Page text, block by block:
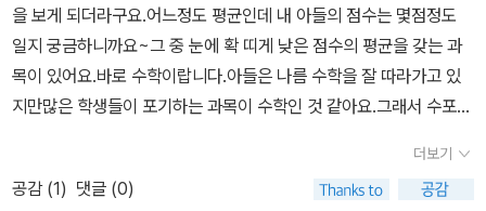
념들을 정리, 문제에 적용해 보는 연습을 할 수 있습니다.또 EXAMP
LE에서 익힌 방법을 적용, 응용해서 개념을 탄탄히 다질 수 있도록 A
PPLICATION을 제공하고 있습니다.개념학습 안에는 필자들의 팁,
문제 풀이 때 범하기 쉬운 오류 등의 설명으로 확실한 개념 정립이 가
능하도록 되어 있습니다.여기까지가 1단계 개념학습으로 누구나 쉽
게 이해할 수 있는 상세한 개념 설명 부분이라고 할 수 있습니다.개념
보면서 반복해 볼 수 있어서많은 도움이 되었답니다.#숨마쿰라우데
#고등수학 #미적분 #수학문제집 #수능수학#수능나형 #수능가형 #
고등학교수학 #이룸이앤비#숨마쿰라우데수학기본서미적분 #내신
수능필수개념서#상위권선호도1위브랜드숨마쿰라우데#최강의수학
계학습#기초기본발전심화학습을위한체계적인문제구성#고등수학기
본서 #고등수학미적분기본서
숨마쿰라우데 미적분은 자세한 수학 개념 이해부터 체계적인 유형별
문제 풀이까지 알찬 구성을 만나볼 수 있게 하였습니다. 기본- 발전-
심화의 단계적이고 확장적인 학습 구성을 통해 미적분에 관한 모든
것들을 쉽게 이해하며 학습해 볼 수 있게 하여 좋았습니다. 이룸이앤
제, 간단한 설명 문제 등을 제시하였습니다. 이는 중단원별로 중요
한 개념을 다시 한번 정리하여 전체를 보는 안목을 유지할 수 있도
록 해 줍니다. ★중단원별, 대단원별 EXERCISES이미 학습한 개념
과 유형문제들을 중단원과 대단원별로 테스트하도록 하였습니다. <
난이도별>로 A, B단계로 문항을 배치하였으며, 내신은 물론 수능 시
험 등에서 출제가 가능한 문제들로 구성하여 정확한 자신의 실력
을 보게 되더라구요.어느정도 평균인데 내 아들의 점수는 몇점정도
일지 궁금하니까요~그 중 눈에 확 띠게 낮은 점수의 평균을 갖는 과
목이 있어요.바로 수학이랍니다.아들은 나름 수학을 잘 따라가고 있
지만많은 학생들이 포기하는 과목이 수학인 것 같아요.그래서 수포자
적을 낼 수 없기에포기하지 말고 기본부터 천천히 다져갈 필요가 있
는 것 같아요.그렇다면~ 고등수학의 꽃이 무엇이냐~바로 미적분이
더보기
공감 (1) 댓글 (0)